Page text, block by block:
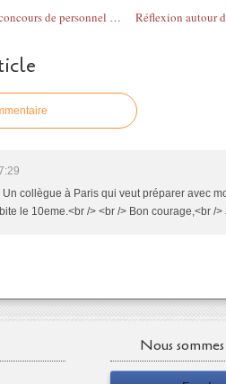
Le dossier de présentation du concours de personnel de direction
Un collègue à Paris qui veut préparer avec
le 10eme.<br /> <br /> Bon courage,<br />
Nous